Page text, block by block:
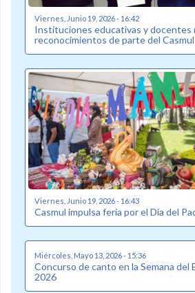
Viernes, Junio 19, 2026 - 16:42
Instituciones educativas y docentes
reconocimientos de parte del Casmul
Viernes, Junio 19, 2026 - 16:43
Casmul impulsa feria por el Día del
Miércoles, Mayo 13, 2026 - 15:36
Concurso de canto en la Semana del
2026